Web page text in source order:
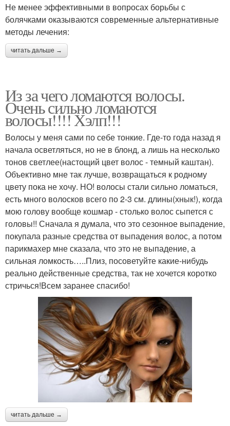
Не менее эффективными в вопросах борьбы с
болячками оказываются современные альтернативные
методы лечения:
читать дальше →
Из за чего ломаются волосы.
Очень сильно ломаются
волосы!!!! Хэлп!!!
Волосы у меня сами по себе тонкие. Где-то года назад я
начала осветляться, но не в блонд, а лишь на несколько
тонов светлее(настощий цвет волос - темный каштан).
Объективно мне так лучше, возвращаться к родному
цвету пока не хочу. НО! волосы стали сильно ломаться,
есть много волосков всего по 2-3 см. длины(хнык!), когда
мою голову вообще кошмар - столько волос сыпется с
головы!! Сначала я думала, что это сезонное выпадение,
покупала разные средства от выпадения волос, а потом
парикмахер мне сказала, что это не выпадение, а
сильная ломкость…..Плиз, посоветуйте какие-нибудь
реально действенные средства, так не хочется коротко
стричься!Всем заранее спасибо!
читать дальше →